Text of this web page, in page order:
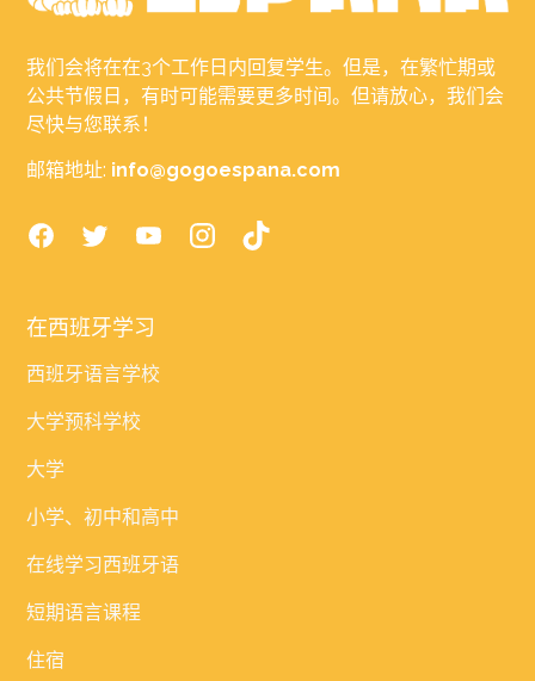
我们会将在在3个工作日内回复学生。但是，在繁忙期或
公共节假日，有时可能需要更多时间。但请放心，我们会
尽快与您联系！
邮箱地址: info@gogoespana.com
在西班牙学习
西班牙语言学校
大学预科学校
大学
小学、初中和高中
在线学习西班牙语
短期语言课程
住宿